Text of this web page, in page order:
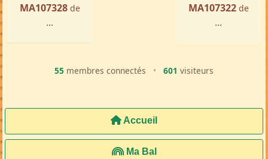
MA107328 de
...
MA107322 de
...
55 membres connectés • 601 visiteurs
Accueil
Ma Bal